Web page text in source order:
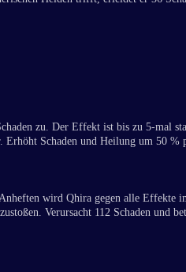
zu. Der Effekt ist bis zu 5-mal
Schaden und Heilung um 50 %
wird Qhira gegen alle
Verursacht 112 Schaden und